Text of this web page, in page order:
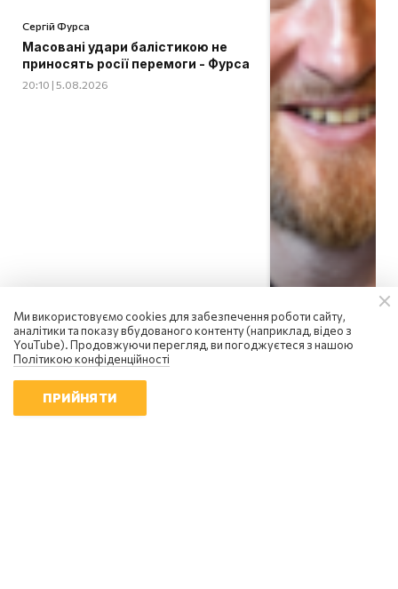
Сергій Фурса
Масовані удари балістикою не
приносять росії перемоги - Фурса
20:10 | 5.08.2026
Ми використовуємо cookies для забезпечення роботи сайту,
аналітики та показу вбудованого контенту (наприклад, відео з
YouTube). Продовжуючи перегляд, ви погоджуєтеся з нашою
Політикою конфіденційності
ПРИЙНЯТИ